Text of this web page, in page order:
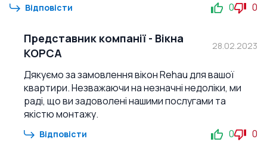
Відповісти 0 0
Представник компанії - Вікна
КОРСА
28.02.2023
Дякуємо за замовлення вікон Rehau для вашої
квартири. Незважаючи на незначні недоліки, ми
раді, що ви задоволені нашими послугами та
якістю монтажу.
Відповісти 0 0